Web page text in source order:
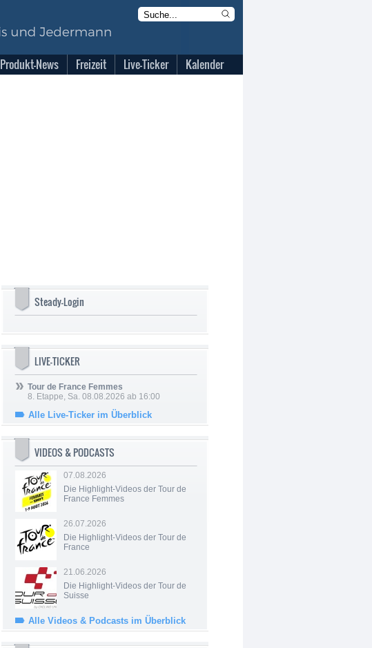
Produkt-News Freizeit Live-Ticker Kalender
Steady-Login
LIVE-TICKER
Tour de France Femmes
8. Etappe, Sa. 08.08.2026 ab 16:00
Alle Live-Ticker im Überblick
VIDEOS & PODCASTS
07.08.2026
Die Highlight-Videos der Tour de
France Femmes
26.07.2026
Die Highlight-Videos der Tour de
France
21.06.2026
Die Highlight-Videos der Tour de
Suisse
Alle Videos & Podcasts im Überblick